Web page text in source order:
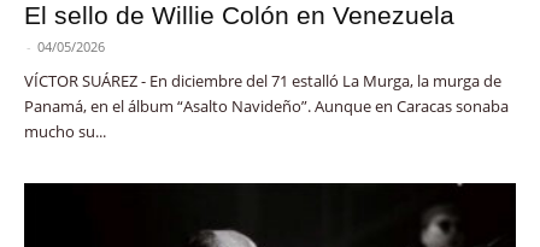
El sello de Willie Colón en Venezuela
- 04/05/2026
VÍCTOR SUÁREZ - En diciembre del 71 estalló La Murga, la murga de
Panamá, en el álbum “Asalto Navideño”. Aunque en Caracas sonaba
mucho su...